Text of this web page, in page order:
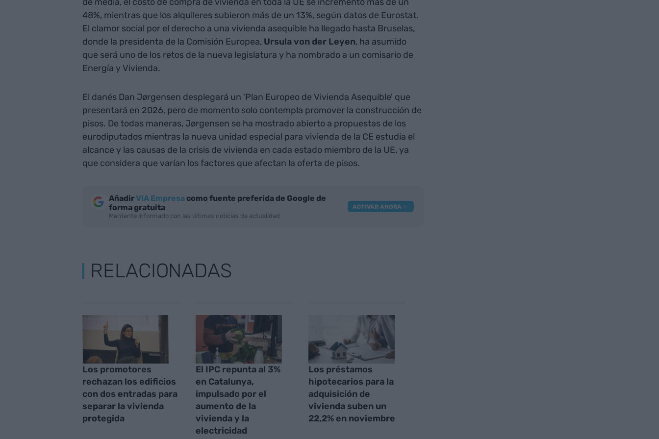
de media, el costo de compra de vivienda en toda la UE se incrementó más de un
48%, mientras que los alquileres subieron más de un 13%, según datos de Eurostat.
El clamor social por el derecho a una vivienda asequible ha llegado hasta Bruselas,
donde la presidenta de la Comisión Europea, Ursula von der Leyen, ha asumido
que será uno de los retos de la nueva legislatura y ha nombrado a un comisario de
Energía y Vivienda.
El danés Dan Jørgensen desplegará un 'Plan Europeo de Vivienda Asequible' que
presentará en 2026, pero de momento solo contempla promover la construcción de
pisos. De todas maneras, Jørgensen se ha mostrado abierto a propuestas de los
eurodiputados mientras la nueva unidad especial para vivienda de la CE estudia el
alcance y las causas de la crisis de vivienda en cada estado miembro de la UE, ya
que considera que varían los factores que afectan la oferta de pisos.
AñadirVIA Empresacomo fuente preferida de Google de
forma gratuita
Mantente informado con las últimas noticias de actualidad
ACTIVAR AHORA
RELACIONADAS
Los promotores
rechazan los edificios
con dos entradas para
separar la vivienda
protegida
El IPC repunta al 3%
en Catalunya,
impulsado por el
aumento de la
vivienda y la
electricidad
Los préstamos
hipotecarios para la
adquisición de
vivienda suben un
22,2% en noviembre